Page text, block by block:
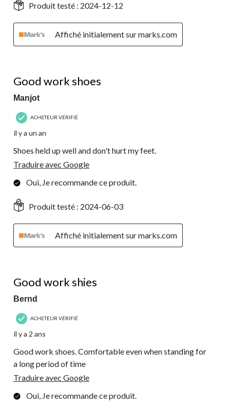
Produit testé : 2024-12-12
Affiché initialement sur marks.com
Good work shoes
Manjot
ACHETEUR VÉRIFIÉ
il y a un an
Shoes held up well and don't hurt my feet.
Traduire avec Google
Oui, Je recommande ce produit.
Produit testé : 2024-06-03
Affiché initialement sur marks.com
Good work shies
Bernd
ACHETEUR VÉRIFIÉ
il y a 2 ans
Good work shoes. Comfortable even when standing for
a long period of time
Traduire avec Google
Oui, Je recommande ce produit.